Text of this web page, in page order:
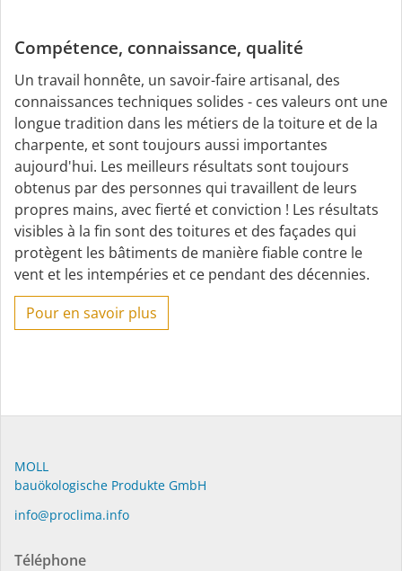
Compétence, connaissance, qualité
Un travail honnête, un savoir-faire artisanal, des
connaissances techniques solides - ces valeurs ont une
longue tradition dans les métiers de la toiture et de la
charpente, et sont toujours aussi importantes
aujourd'hui. Les meilleurs résultats sont toujours
obtenus par des personnes qui travaillent de leurs
propres mains, avec fierté et conviction ! Les résultats
visibles à la fin sont des toitures et des façades qui
protègent les bâtiments de manière fiable contre le
vent et les intempéries et ce pendant des décennies.
Pour en savoir plus
MOLL
bauöko­lo­gi­sche Pro­duk­te GmbH
in­fo@procli­ma.info
Téléphone